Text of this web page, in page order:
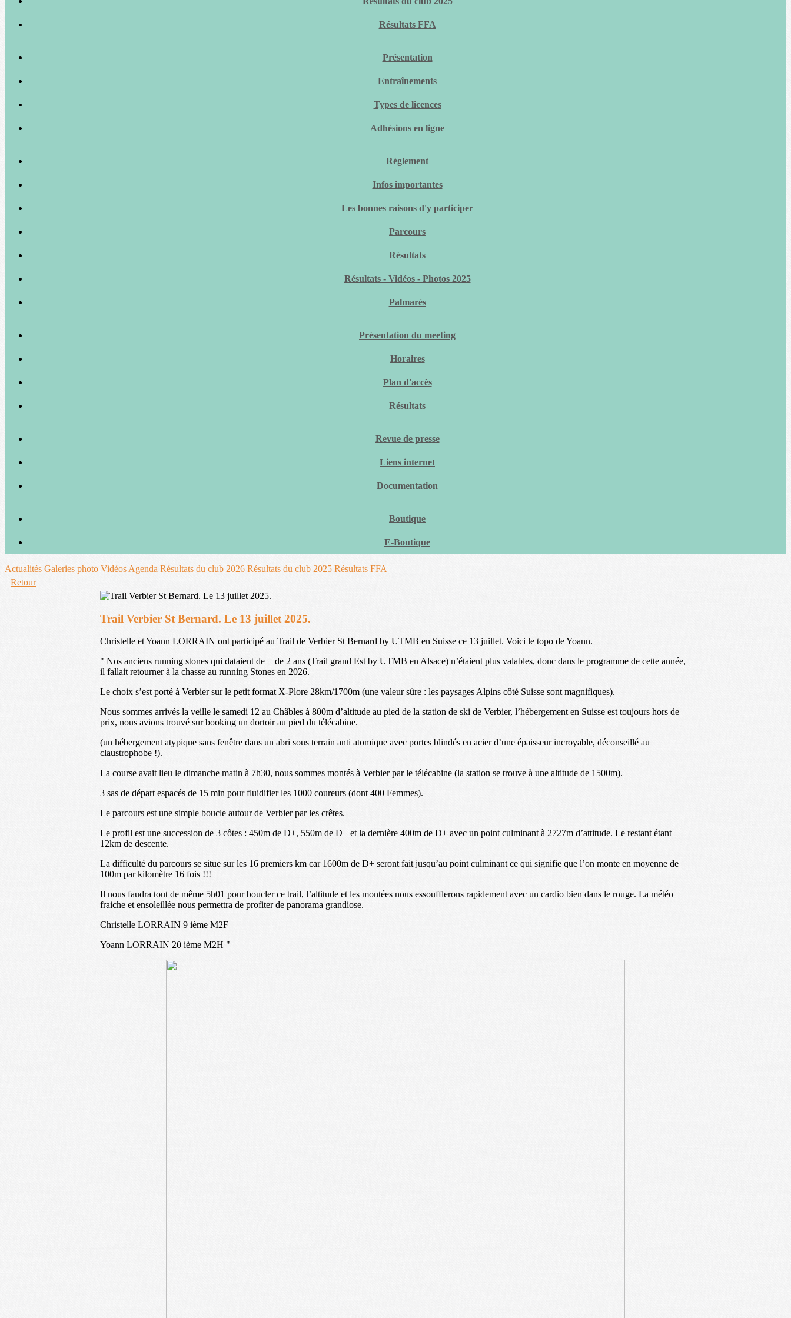
Résultats FFA
Présentation
Entraînements
Types de licences
Adhésions en ligne
Réglement
Infos importantes
Les bonnes raisons d'y participer
Parcours
Résultats
Résultats - Vidéos - Photos 2025
Palmarès
Présentation du meeting
Horaires
Plan d'accès
Résultats
Revue de presse
Liens internet
Documentation
Boutique
E-Boutique
Actualités Galeries photo Vidéos Agenda Résultats du club 2026 Résultats du club 2025 Résultats FFA
Retour
Trail Verbier St Bernard. Le 13 juillet 2025.
Christelle et Yoann LORRAIN ont participé au Trail de Verbier St Bernard by UTMB en Suisse ce 13 juillet. Voici le topo de Yoann.
" Nos anciens running stones qui dataient de + de 2 ans (Trail grand Est by UTMB en Alsace) n’étaient plus valables, donc dans le programme de cette année,
il fallait retourner à la chasse au running Stones en 2026.
Le choix s’est porté à Verbier sur le petit format X-Plore 28km/1700m (une valeur sûre : les paysages Alpins côté Suisse sont magnifiques).
Nous sommes arrivés la veille le samedi 12 au Châbles à 800m d’altitude au pied de la station de ski de Verbier, l’hébergement en Suisse est toujours hors de
prix, nous avions trouvé sur booking un dortoir au pied du télécabine.
(un hébergement atypique sans fenêtre dans un abri sous terrain anti atomique avec portes blindés en acier d’une épaisseur incroyable, déconseillé au
claustrophobe !).
La course avait lieu le dimanche matin à 7h30, nous sommes montés à Verbier par le télécabine (la station se trouve à une altitude de 1500m).
3 sas de départ espacés de 15 min pour fluidifier les 1000 coureurs (dont 400 Femmes).
Le parcours est une simple boucle autour de Verbier par les crêtes.
Le profil est une succession de 3 côtes : 450m de D+, 550m de D+ et la dernière 400m de D+ avec un point culminant à 2727m d’attitude. Le restant étant
12km de descente.
La difficulté du parcours se situe sur les 16 premiers km car 1600m de D+ seront fait jusqu’au point culminant ce qui signifie que l’on monte en moyenne de
100m par kilomètre 16 fois !!!
Il nous faudra tout de même 5h01 pour boucler ce trail, l’altitude et les montées nous essoufflerons rapidement avec un cardio bien dans le rouge. La météo
fraiche et ensoleillée nous permettra de profiter de panorama grandiose.
Christelle LORRAIN 9 ième M2F
Yoann LORRAIN 20 ième M2H "